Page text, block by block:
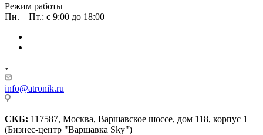
Режим работы
Пн. – Пт.: с 9:00 до 18:00
info@atronik.ru
СКБ: 117587, Москва, Варшавское шоссе, дом 118, корпус 1
(Бизнес-центр "Варшавка Sky")